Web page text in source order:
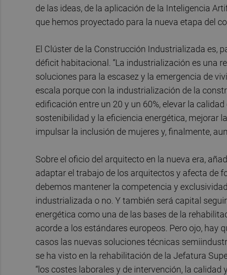
de las ideas, de la aplicación de la Inteligencia
que hemos proyectado para la nueva etapa del
El Clúster de la Construcción Industrializada es,
déficit habitacional. “La industrialización es una
soluciones para la escasez y la emergencia de
escala porque con la industrialización de la
edificación entre un 20 y un 60%, elevar la
sostenibilidad y la eficiencia energética, mejorar
impulsar la inclusión de mujeres y, finalmente,
Sobre el oficio del arquitecto en la nueva era,
adaptar el trabajo de los arquitectos y afecta de
debemos mantener la competencia y
industrializada o no. Y también será capital
energética como una de las bases de la
acorde a los estándares europeos. Pero ojo, hay
casos las nuevas soluciones técnicas
se ha visto en la rehabilitación de la Jefatura
“los costes laborales y de intervención, la